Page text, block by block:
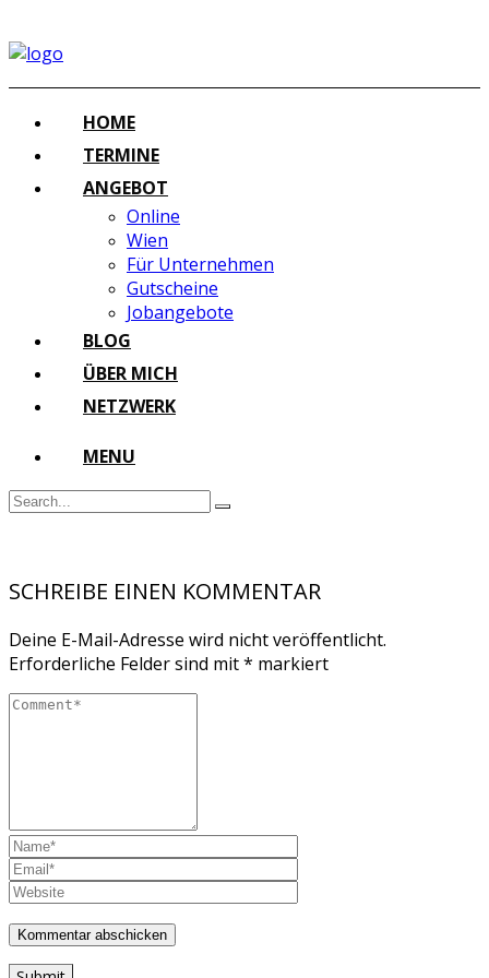
HOME
TERMINE
ANGEBOT
Online
Wien
Für Unternehmen
Gutscheine
Jobangebote
BLOG
ÜBER MICH
NETZWERK
MENU
SCHREIBE EINEN KOMMENTAR
Deine E-Mail-Adresse wird nicht veröffentlicht.
Erforderliche Felder sind mit* markiert